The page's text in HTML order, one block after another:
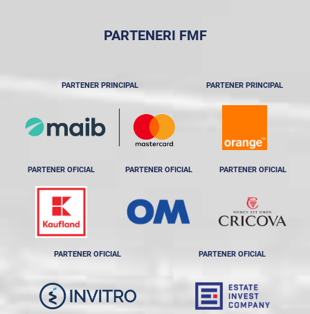
PARTENERI FMF
PARTENER PRINCIPAL PARTENER PRINCIPAL
PARTENER OFICIAL PARTENER OFICIAL PARTENER OFICIAL
PARTENER OFICIAL PARTENER OFICIAL